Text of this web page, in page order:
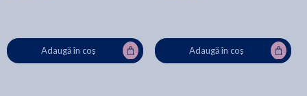
Adaugă în coș Adaugă în coș